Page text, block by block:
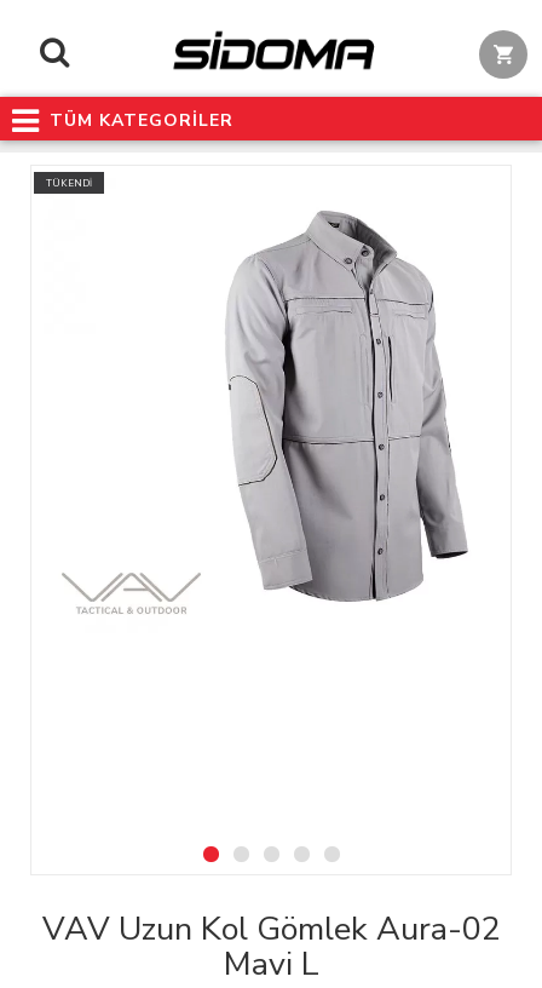
TÜM KATEGORİLER
TÜKENDİ
VAV Uzun Kol Gömlek Aura-02
Mavi L